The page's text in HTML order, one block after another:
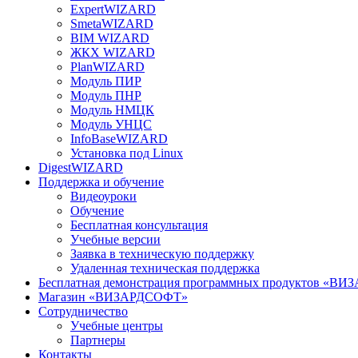
ExpertWIZARD
SmetaWIZARD
BIM WIZARD
ЖКХ WIZARD
PlanWIZARD
Модуль ПИР
Модуль ПНР
Модуль НМЦК
Модуль УНЦС
InfoBaseWIZARD
Установка под Linux
DigestWIZARD
Поддержка и обучение
Видеоуроки
Обучение
Бесплатная консультация
Учебные версии
Заявка в техническую поддержку
Удаленная техническая поддержка
Бесплатная демонстрация программных продуктов
Магазин «ВИЗАРДСОФТ»
Сотрудничество
Учебные центры
Партнеры
Контакты